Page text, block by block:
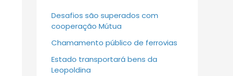
Desafios são superados com
cooperação Mútua
Chamamento público de ferrovias
Estado transportará bens da
Leopoldina